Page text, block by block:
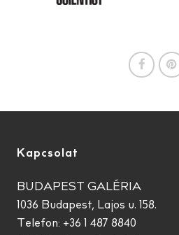
Kapcsolat
BUDAPEST GALÉRIA
1036 Budapest, Lajos u. 158.
Telefon: +36 1 487 8840